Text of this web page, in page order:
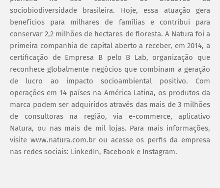
sociobiodiversidade brasileira. Hoje, essa atuação gera
benefícios para milhares de famílias e contribui para
conservar 2,2 milhões de hectares de floresta. A Natura foi a
primeira companhia de capital aberto a receber, em 2014, a
certificação de Empresa B pelo B Lab, organização que
reconhece globalmente negócios que combinam a geração
de lucro ao impacto socioambiental positivo. Com
operações em 14 países na América Latina, os produtos da
marca podem ser adquiridos através das mais de 3 milhões
de consultoras na região, via e-commerce, aplicativo
Natura, ou nas mais de mil lojas. Para mais informações,
visite www.natura.com.br ou acesse os perfis da empresa
nas redes sociais: LinkedIn, Facebook e Instagram.